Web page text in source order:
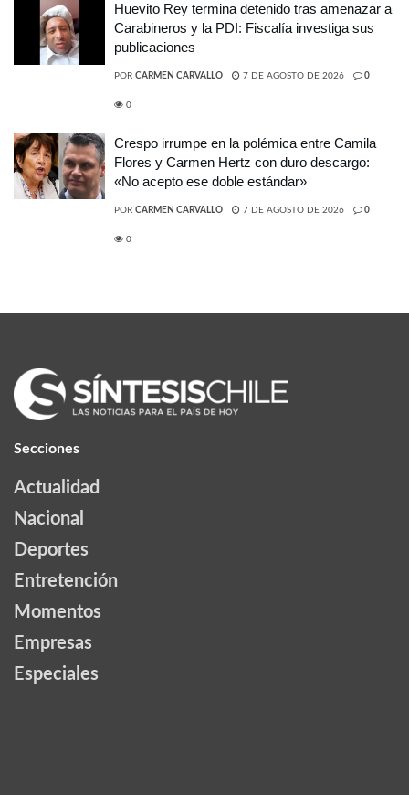
Huevito Rey termina detenido tras amenazar a
Carabineros y la PDI: Fiscalía investiga sus
publicaciones
POR CARMEN CARVALLO 7 DE AGOSTO DE 2026 0
0
Crespo irrumpe en la polémica entre Camila
Flores y Carmen Hertz con duro descargo:
«No acepto ese doble estándar»
POR CARMEN CARVALLO 7 DE AGOSTO DE 2026 0
0
Secciones
Actualidad
Nacional
Deportes
Entretención
Momentos
Empresas
Especiales